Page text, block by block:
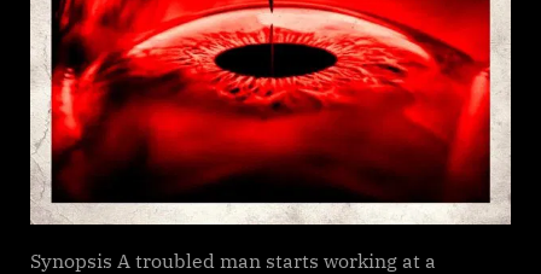
Synopsis A troubled man starts working at a